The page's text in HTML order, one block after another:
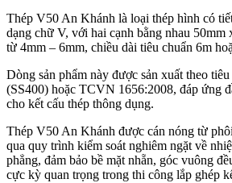
Thép V50 An Khánh là loại thép hình có
dạng chữ V, với hai cạnh bằng nhau 50mm
từ 4mm – 6mm, chiều dài tiêu chuẩn 6m
Dòng sản phẩm này được sản xuất theo
(SS400) hoặc TCVN 1656:2008, đáp ứng
cho kết cấu thép thông dụng.
Thép V50 An Khánh được cán nóng từ
qua quy trình kiểm soát nghiêm ngặt về
phẳng, đảm bảo bề mặt nhẵn, góc vuông
cực kỳ quan trọng trong thi công lắp ghép